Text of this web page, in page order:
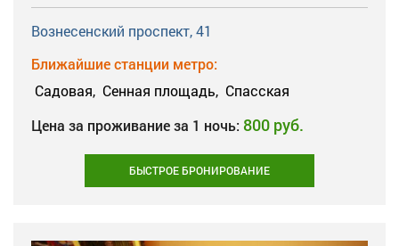
Вознесенский проспект, 41
Ближайшие станции метро:
Садовая, Сенная площадь, Спасская
Цена за проживание за 1 ночь: 800 руб.
БЫСТРОЕ БРОНИРОВАНИЕ